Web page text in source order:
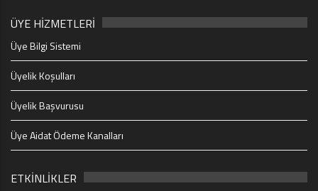
ÜYE HİZMETLERİ
Üye Bilgi Sistemi
Üyelik Koşulları
Üyelik Başvurusu
Üye Aidat Ödeme Kanalları
ETKİNLİKLER